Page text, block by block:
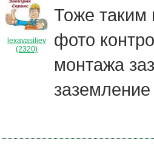
lexavasiliev
(2320)
Тоже таким
фото
монтажа